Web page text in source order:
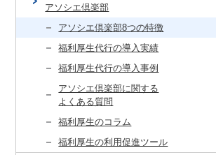
アソシエ倶楽部
アソシエ倶楽部8つの特徴
福利厚生代行の導入実績
福利厚生代行の導入事例
アソシエ倶楽部に関する
よくある質問
福利厚生のコラム
福利厚生の利用促進ツール